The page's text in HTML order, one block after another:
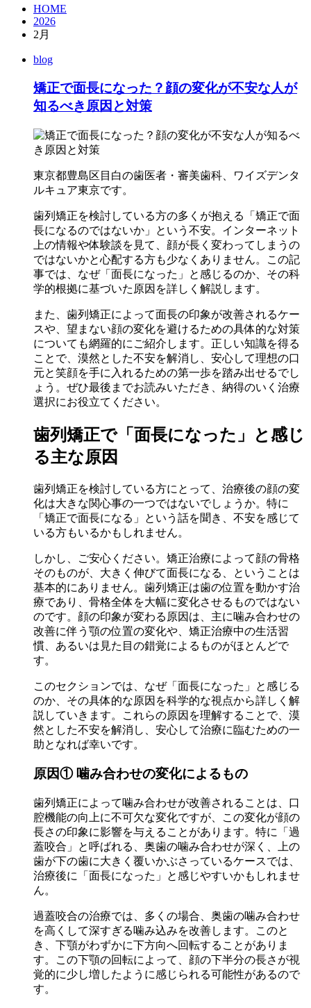
HOME
2026
2月
blog
矯正で面長になった？顔の変化が不安な人が
知るべき原因と対策
東京都豊島区目白の歯医者・審美歯科、ワイズデンタ
ルキュア東京です。
歯列矯正を検討している方の多くが抱える「矯正で面
長になるのではないか」という不安。インターネット
上の情報や体験談を見て、顔が長く変わってしまうの
ではないかと心配する方も少なくありません。この記
事では、なぜ「面長になった」と感じるのか、その科
学的根拠に基づいた原因を詳しく解説します。
また、歯列矯正によって面長の印象が改善されるケー
スや、望まない顔の変化を避けるための具体的な対策
についても網羅的にご紹介します。正しい知識を得る
ことで、漠然とした不安を解消し、安心して理想の口
元と笑顔を手に入れるための第一歩を踏み出せるでし
ょう。ぜひ最後までお読みいただき、納得のいく治療
選択にお役立てください。
歯列矯正で「面長になった」と感じ
る主な原因
歯列矯正を検討している方にとって、治療後の顔の変
化は大きな関心事の一つではないでしょうか。特に
「矯正で面長になる」という話を聞き、不安を感じて
いる方もいるかもしれません。
しかし、ご安心ください。矯正治療によって顔の骨格
そのものが、大きく伸びて面長になる、ということは
基本的にありません。歯列矯正は歯の位置を動かす治
療であり、骨格全体を大幅に変化させるものではない
のです。顔の印象が変わる原因は、主に噛み合わせの
改善に伴う顎の位置の変化や、矯正治療中の生活習
慣、あるいは見た目の錯覚によるものがほとんどで
す。
このセクションでは、なぜ「面長になった」と感じる
のか、その具体的な原因を科学的な視点から詳しく解
説していきます。これらの原因を理解することで、漠
然とした不安を解消し、安心して治療に臨むための一
助となれば幸いです。
原因① 噛み合わせの変化によるもの
歯列矯正によって噛み合わせが改善されることは、口
腔機能の向上に不可欠な変化ですが、この変化が顔の
長さの印象に影響を与えることがあります。特に「過
蓋咬合」と呼ばれる、奥歯の噛み合わせが深く、上の
歯が下の歯に大きく覆いかぶさっているケースでは、
治療後に「面長になった」と感じやすいかもしれませ
ん。
過蓋咬合の治療では、多くの場合、奥歯の噛み合わせ
を高くして深すぎる噛み込みを改善します。このと
き、下顎がわずかに下方向へ回転することがありま
す。この下顎の回転によって、顔の下半分の長さが視
覚的に少し増したように感じられる可能性があるので
す。